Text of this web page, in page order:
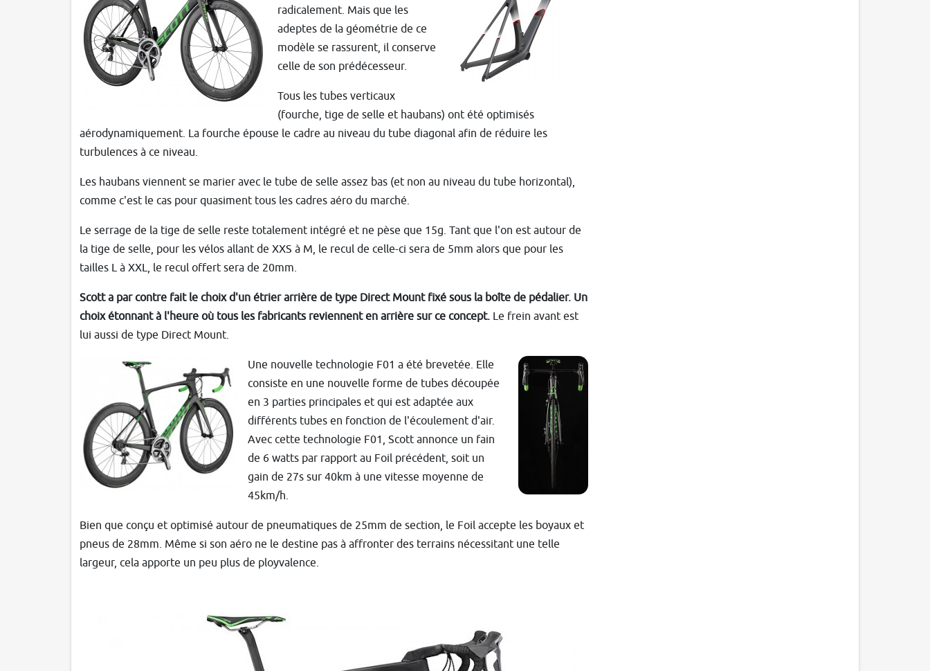
radicalement. Mais que les
adeptes de la géométrie de ce
modèle se rassurent, il conserve
celle de son prédécesseur.
Tous les tubes verticaux
(fourche, tige de selle et haubans) ont été optimisés
aérodynamiquement. La fourche épouse le cadre au niveau du tube diagonal afin de réduire les
turbulences à ce niveau.
Les haubans viennent se marier avec le tube de selle assez bas (et non au niveau du tube horizontal),
comme c'est le cas pour quasiment tous les cadres aéro du marché.
Le serrage de la tige de selle reste totalement intégré et ne pèse que 15g. Tant que l'on est autour de
la tige de selle, pour les vélos allant de XXS à M, le recul de celle-ci sera de 5mm alors que pour les
tailles L à XXL, le recul offert sera de 20mm.
Scott a par contre fait le choix d'un étrier arrière de type Direct Mount fixé sous la boîte de pédalier. Un
choix étonnant à l'heure où tous les fabricants reviennent en arrière sur ce concept. Le frein avant est
lui aussi de type Direct Mount.
Une nouvelle technologie F01 a été brevetée. Elle
consiste en une nouvelle forme de tubes découpée
en 3 parties principales et qui est adaptée aux
différents tubes en fonction de l'écoulement d'air.
Avec cette technologie F01, Scott annonce un fain
de 6 watts par rapport au Foil précédent, soit un
gain de 27s sur 40km à une vitesse moyenne de
45km/h.
Bien que conçu et optimisé autour de pneumatiques de 25mm de section, le Foil accepte les boyaux et
pneus de 28mm. Même si son aéro ne le destine pas à affronter des terrains nécessitant une telle
largeur, cela apporte un peu plus de ployvalence.